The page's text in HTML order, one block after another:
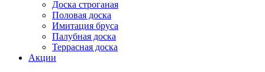
Доска строганая
Половая доска
Имитация бруса
Палубная доска
Террасная доска
Акции